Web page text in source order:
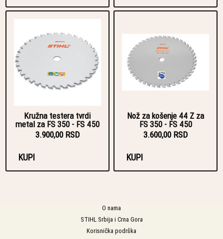
Kružna testera tvrdi
metal za FS 350 - FS 450
3.900,00 RSD
KUPI
Nož za košenje 44 Z za
FS 350 - FS 450
3.600,00 RSD
KUPI
O nama
STIHL Srbija i Crna Gora
Korisnička podrška